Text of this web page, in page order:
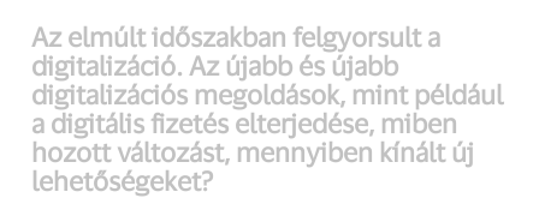
Az elmúlt időszakban felgyorsult a
digitalizáció. Az újabb és újabb
digitalizációs megoldások, mint például
a digitális fizetés elterjedése, miben
hozott változást, mennyiben kínált új
lehetőségeket?